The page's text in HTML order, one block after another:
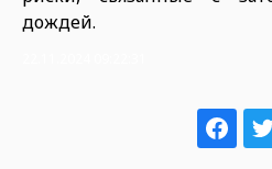
дождей.